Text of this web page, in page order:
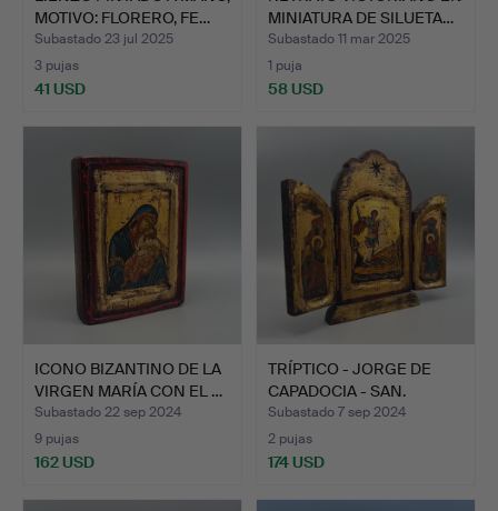
MOTIVO: FLORERO, FE…
Subastado 23 jul 2025
3 pujas
41 USD
MINIATURA DE SILUETA…
Subastado 11 mar 2025
1 puja
58 USD
ICONO BIZANTINO DE LA
VIRGEN MARÍA CON EL …
Subastado 22 sep 2024
9 pujas
162 USD
TRÍPTICO - JORGE DE
CAPADOCIA - SAN.
GEORG…
Subastado 7 sep 2024
2 pujas
174 USD